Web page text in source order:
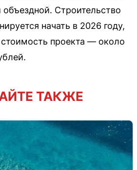
объездной. Строительство
начать в 2026 году,
проекта — около
ТАКЖЕ